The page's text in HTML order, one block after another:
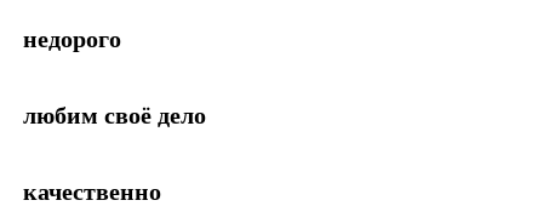
недорого
любим своё дело
качественно